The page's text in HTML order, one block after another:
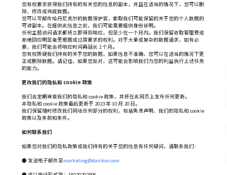
您有权要求获得我们持有的有关您的信息的副本，并且在适当的情况下，您可以删
除、修改或完成数据。
您可以写邮件给丹尼克尔的数据保护官，索取我们可能保留的关于您的个人数据的
可读副本。在提供此信息之前，我们可能需要提供身份证明。
任何主题访问请求都将立即得到响应，但至少在一个月内。我们保留收取管理费或
拒绝回应明显毫无根据或过度要求的权利。对于大量或复杂的数据请求，如有必
要，我们可能会将响应时间再延长 2 个月。
您有权质疑我们持有的关于您的数据，如果信息不准确，您可以在适当的情况下更
正或删除数据。请记住，如果您反对，这可能会影响我们为您的利益执行上述任务
的能力。
更改我们的隐私和 cookie 政策
我们会定期审查我们的隐私和 cookie 政策，并将在此网页上发布任何更新。
本隐私和 cookie 政策最后更新于 2023 年 10 月 20 日。
我们保留随时修改我们网站任何部分的权利，包括免责声明、我们的隐私和 cookie
政策以及条款和条件。
如何联系我们
如果您对我们的隐私政策或我们持有的关于您的信息有任何疑问，请联系我们：
● 发送电子邮件至marketing@danikor.com